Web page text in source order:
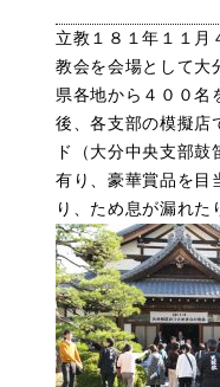
立教１８１年１１月
教会を会場として大
県各地から４００名
後、各支部の模擬店
ド（大分中央支部
有り、豪華賞品を目
り、ため息が漏れた